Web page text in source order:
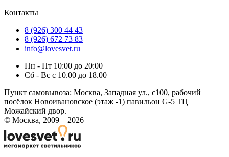
Контакты
8 (926) 300 44 43
8 (926) 672 73 83
info@lovesvet.ru
Пн - Пт 10:00 до 20:00
Сб - Вс с 10.00 до 18.00
Пункт самовывоза: Москва, Западная ул., с100, рабочий
посёлок Новоивановское (этаж -1) павильон G-5 ТЦ
Можайский двор.
© Москва, 2009 – 2026